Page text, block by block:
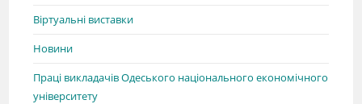
Віртуальні виставки
Новини
Праці викладачів Одеського національного економічного
університету